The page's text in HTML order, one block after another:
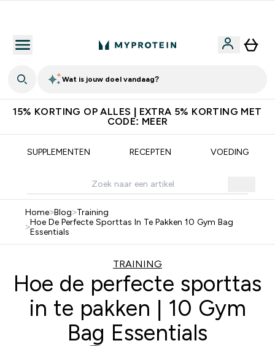
Wat is jouw doel vandaag?
15% KORTING OP ALLES | EXTRA 5% KORTING MET
CODE: MEER
SUPPLEMENTEN RECEPTEN VOEDING
Home>Blog>Training
>Hoe De Perfecte Sporttas In Te Pakken 10 Gym Bag
Essentials
TRAINING
Hoe de perfecte sporttas
in te pakken | 10 Gym
Bag Essentials